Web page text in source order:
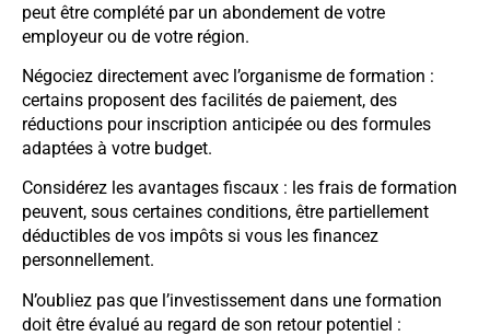
peut être complété par un abondement de votre
employeur ou de votre région.
Négociez directement avec l’organisme de formation :
certains proposent des facilités de paiement, des
réductions pour inscription anticipée ou des formules
adaptées à votre budget.
Considérez les avantages fiscaux : les frais de formation
peuvent, sous certaines conditions, être partiellement
déductibles de vos impôts si vous les financez
personnellement.
N’oubliez pas que l’investissement dans une formation
doit être évalué au regard de son retour potentiel :